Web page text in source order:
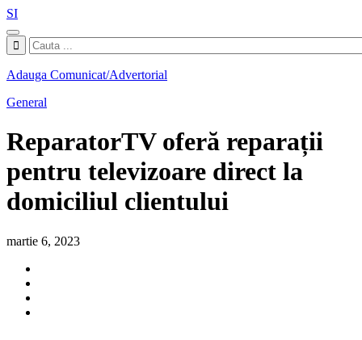
SI
Adauga Comunicat/Advertorial
General
ReparatorTV oferă reparații
pentru televizoare direct la
domiciliul clientului
martie 6, 2023